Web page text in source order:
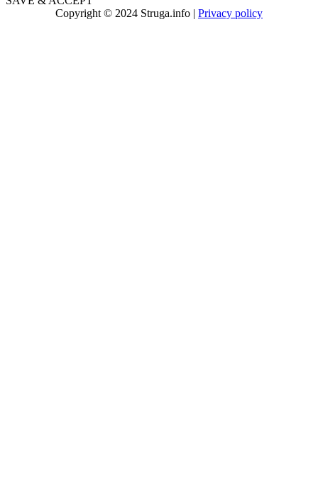
Copyright © 2024 Struga.info | Privacy policy